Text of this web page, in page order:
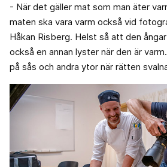
- När det gäller mat som man äter
maten ska vara varm också vid
Håkan Risberg. Helst så att den
också en annan lyster när den är
på sås och andra ytor när rätten